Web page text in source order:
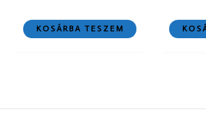
KOSÁRBA TESZEM